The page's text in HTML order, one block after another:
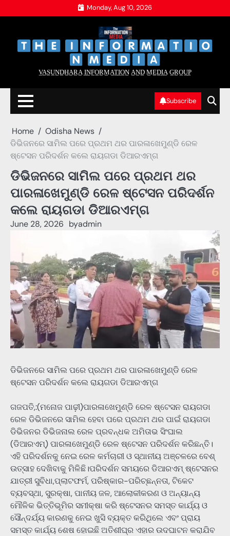
to
Monday, Aug 10, 2026
V̲A̲S̲U̲N̲D̲H̲A̲R̲A̲ I̲N̲F̲O̲R̲M̲A̲T̲I̲O̲N̲ A̲N̲D̲ M̲E̲D̲I̲A̲ G̲R̲O̲U̲P̲
Subscribe
Home
Odisha News
ଡିଭିଜନରେ ସାମିଲ ପରେ ପ୍ରଥମ ଥର ପାରଳାଖେମୁଣ୍ଡି ରେଳ
ଷ୍ଟେସନ ପରିଦର୍ଶନ କଲେ ରାୟଗଡା ଡିଆରଏମ୍ଗ
ଡିଭିଜନରେ ସାମିଲ ପରେ ପ୍ରଥମ ଥର
ପାରଳାଖେମୁଣ୍ଡି ରେଳ ଷ୍ଟେସନ ପରିଦର୍ଶନ
କଲେ ରାୟଗଡା ଡିଆରଏମ୍ଗ
June 28, 2026 byadmin
ଡିଭିଜନରେ ସାମିଲ ପରେ ପ୍ରଥମ ଥର ପାରଳାଖେମୁଣ୍ଡି ରେଳ
ଷ୍ଟେସନ ପରିଦର୍ଶନ କଲେ ରାୟଗଡା ଡିଆରଏମ୍ଗ
ଗଜପତି,:(ମନୋଜ ପାଢ଼ୀ)ପାରଳାଖେମୁଣ୍ଡି ରେଳ ଷ୍ଟେସନ ରାୟଗଡା
ରେଳ ଡିଭିଜନରେ ସାମିଲ ହେବା ପରେ ପ୍ରଥମ ଥର ପାଇଁ ରାୟଗଡା
ଡିଭିଜନର ଡିଭିଜନାଲ ରେଳ ପ୍ରବନ୍ଧକ ଅମିତାଭ ସିଂଘାଲ
(ଡିଆରଏମ୍) ପାରଳାଖେମୁଣ୍ଡି ରେଳ ଷ୍ଟେସନ ପରିଦର୍ଶନ କରିଛନ୍ତି।
ଏହି ପରିଦର୍ଶନକୁ ନେଇ ରେଳ କର୍ମଚାରୀ ଓ ସ୍ଥାନୀୟ ଅଞ୍ଚଳରେ ବେଶ୍
ଉତ୍ସାହ ଦେଖିବାକୁ ମିଳିଛି।ପରିଦର୍ଶନ ସମୟରେ ଡିଆରଏମ୍ ଷ୍ଟେସନର
ଯାତ୍ରୀ ସୁବିଧା,ପ୍ଲାଟଫର୍ମ, ପରିଷ୍କାର-ପରିଚ୍ଛନ୍ନତା, ଟିକେଟ
ବ୍ୟବସ୍ଥା, ସୁରକ୍ଷା, ପାନୀୟ ଜଳ, ଆଲୋକୀକରଣ ଓ ଅନ୍ୟାନ୍ୟ
ମୌଳିକ ଭିତ୍ତିଭୂମିର ସମୀକ୍ଷା କରି ଷ୍ଟେସନର ସମସ୍ତ କାର୍ଯ୍ୟ ଓ
ସୌନ୍ଦର୍ଯ୍ୟ କାରଣକୁ ନେଇ ଖୁସି ବ୍ୟକ୍ତ କରିଥିଲେ ଏବଂ ପ୍ରାୟ
ସମସ୍ତ କାର୍ଯ୍ୟ ଶେଷ ହୋଇଛି ଅତିଶୀଘ୍ର ଏହାର ଉଦଘାଟନ କରାଯିବ